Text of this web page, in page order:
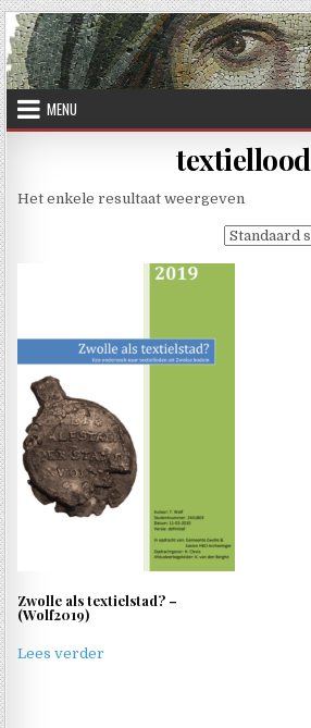
Skip to content
MENU
textiellood
Het enkele resultaat weergeven
Zwolle als textielstad? –
(Wolf2019)
Lees verder